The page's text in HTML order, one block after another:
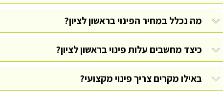
מה נכלל במחיר הפינוי בראשון לציון?
כיצד מחשבים עלות פינוי בראשון לציון?
באילו מקרים צריך פינוי מקצועי?